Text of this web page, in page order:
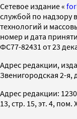
Cетевое издание «
службой по надзору
технологий и
номер и дата
ФС77-82431 от 23
Адрес редакции,
Звенигородская 2-я,
Адрес редакции:
13, стр. 15, эт. 4, пом.